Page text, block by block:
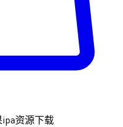
资源下载